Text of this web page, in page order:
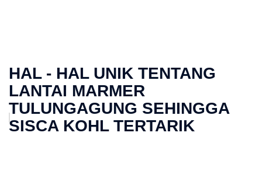
HAL - HAL UNIK TENTANG
LANTAI MARMER
TULUNGAGUNG SEHINGGA
SISCA KOHL TERTARIK